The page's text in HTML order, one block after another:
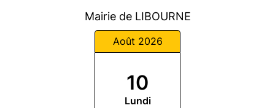
Mairie de LIBOURNE
Août 2026
10
Lundi